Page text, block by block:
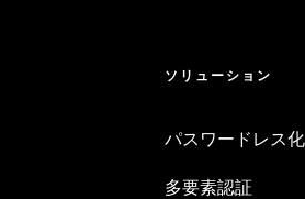
ソリューション
パスワードレス化
多要素認証